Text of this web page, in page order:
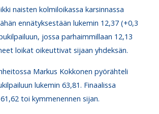
naisten kolmiloikassa karsinnassa
ennätyksestään lukemin 12,37 (+0,3
jossa parhaimmillaan 12,13
loikat oikeuttivat sijaan yhdeksän.
Markus Kokkonen pyörähteli
lukemin 63,81. Finaalissa
toi kymmenennen sijan.